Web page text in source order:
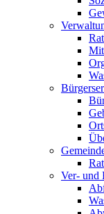
Ver- und